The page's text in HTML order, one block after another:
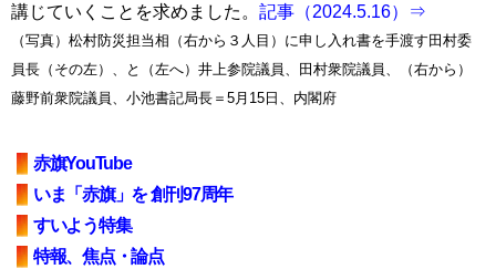
講じていくことを求めました。 記事（2024.5.16）⇒
（写真）松村防災担当相（右から３人目）に申し入れ書を手渡す田村委
員長（その左）、と（左へ）井上参院議員、田村衆院議員、（右から）
藤野前衆院議員、小池書記局長＝5月15日、内閣府
赤旗YouTube
いま「赤旗」を 創刊97周年
すいよう特集
特報、焦点・論点